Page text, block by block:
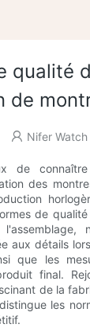
qualité
de
Nifer Watch
de
des
de qualité
aux détails
que les
final.
de la
les